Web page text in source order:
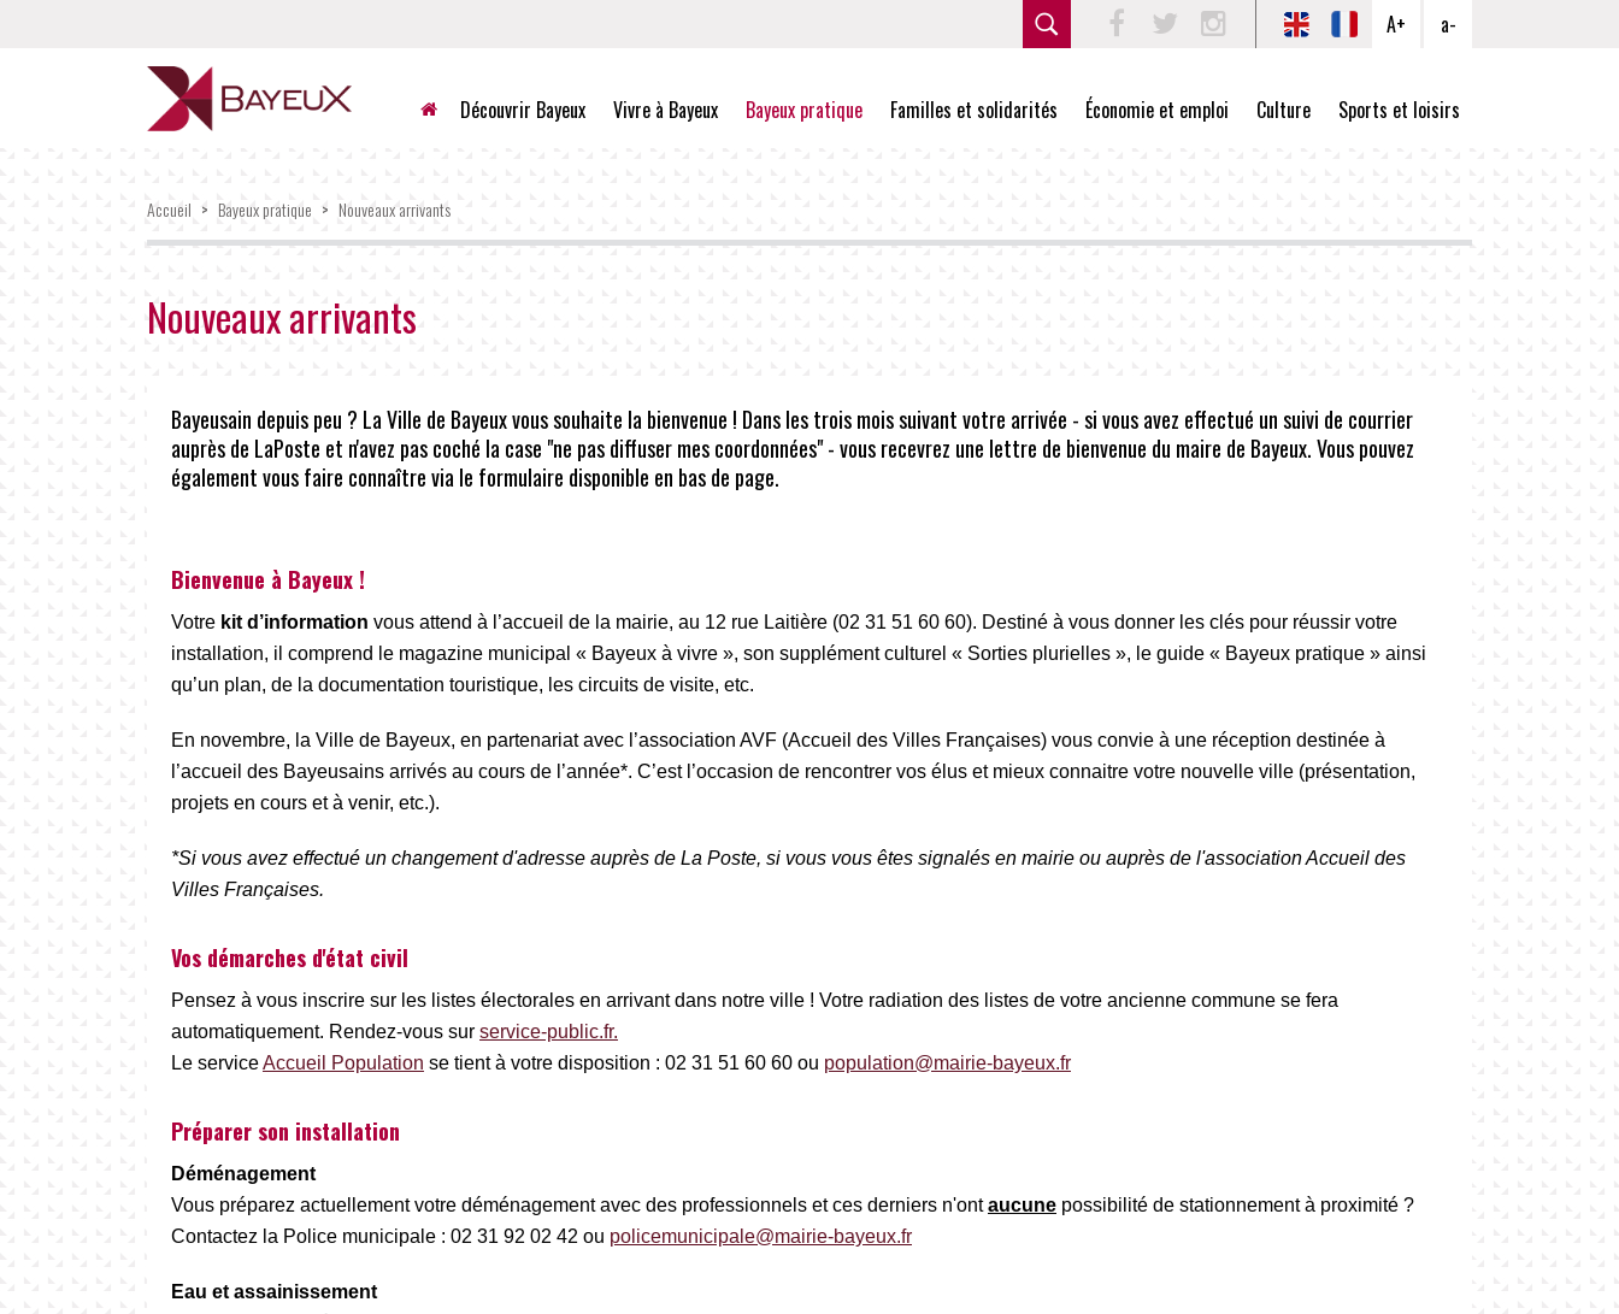
A+ a-
AccueilDécouvrir Bayeux Vivre à Bayeux Bayeux pratique Familles et solidarités Économie et emploi Culture Sports et loisirs
Accueil > Bayeux pratique > Nouveaux arrivants
Nouveaux arrivants
Bayeusain depuis peu ? La Ville de Bayeux vous souhaite la bienvenue ! Dans les trois mois suivant votre arrivée - si vous avez effectué un suivi de courrier
auprès de LaPoste et n'avez pas coché la case "ne pas diffuser mes coordonnées" - vous recevrez une lettre de bienvenue du maire de Bayeux. Vous pouvez
également vous faire connaître via le formulaire disponible en bas de page.
Bienvenue à Bayeux !
Votre kit d’information vous attend à l’accueil de la mairie, au 12 rue Laitière (02 31 51 60 60). Destiné à vous donner les clés pour réussir votre
installation, il comprend le magazine municipal « Bayeux à vivre », son supplément culturel « Sorties plurielles », le guide « Bayeux pratique » ainsi
qu’un plan, de la documentation touristique, les circuits de visite, etc.
En novembre, la Ville de Bayeux, en partenariat avec l’association AVF (Accueil des Villes Françaises) vous convie à une réception destinée à
l’accueil des Bayeusains arrivés au cours de l’année*. C’est l’occasion de rencontrer vos élus et mieux connaitre votre nouvelle ville (présentation,
projets en cours et à venir, etc.).
*Si vous avez effectué un changement d'adresse auprès de La Poste, si vous vous êtes signalés en mairie ou auprès de l'association Accueil des
Villes Françaises.
Vos démarches d'état civil
Pensez à vous inscrire sur les listes électorales en arrivant dans notre ville ! Votre radiation des listes de votre ancienne commune se fera
automatiquement. Rendez-vous sur service-public.fr.
Le serviceAccueil Population se tient à votre disposition : 02 31 51 60 60 ou population@mairie-bayeux.fr
Préparer son installation
Déménagement
Vous préparez actuellement votre déménagement avec des professionnels et ces derniers n'ontaucune possibilité de stationnement à proximité ?
Contactez la Police municipale : 02 31 92 02 42 ou policemunicipale@mairie-bayeux.fr
Eau et assainissement